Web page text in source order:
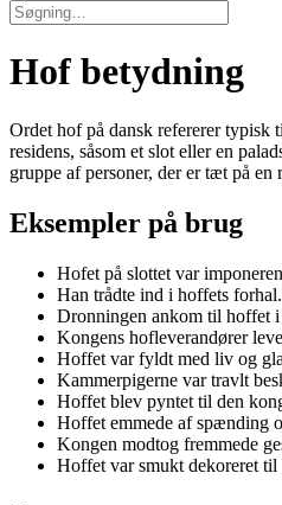
Hof betydning
Ordet hof på dansk refererer typisk
residens, såsom et slot eller en
gruppe af personer, der er tæt på en
Eksempler på brug
Hofet på slottet var
Han trådte ind i hoffets forhal.
Dronningen ankom til hoffet i
Kongens hofleverandører
Hoffet var fyldt med liv og
Kammerpigerne var travlt
Hoffet blev pyntet til den
Hoffet emmede af spænding
Kongen modtog fremmede
Hoffet var smukt dekoreret til